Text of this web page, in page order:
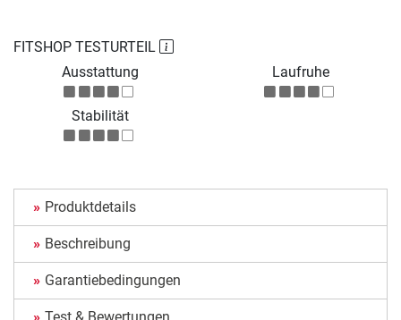
FITSHOP TESTURTEIL
Ausstattung
Laufruhe
Stabilität
Produktdetails
Beschreibung
Garantiebedingungen